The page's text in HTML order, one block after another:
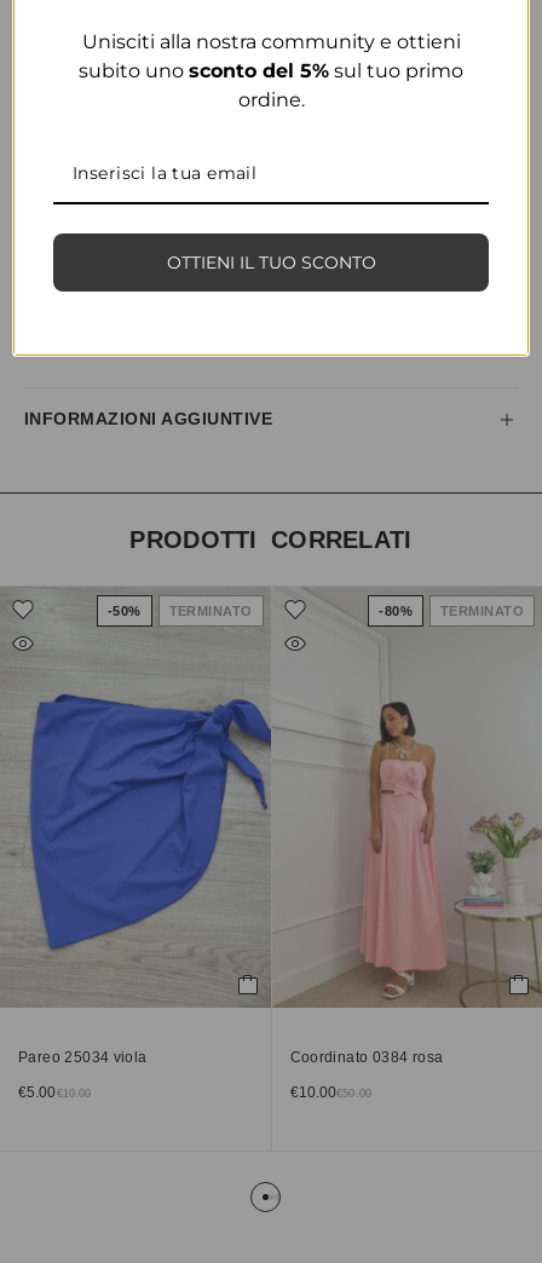
AGGIUNGI ALLA WISHLIST CONDIVIDI
DESCRIZIONE
La modella è alta 1.65cm.
È taglia S, 4° di seno.
INFORMAZIONI AGGIUNTIVE
PRODOTTI CORRELATI
-50% TERMINATO
Pareo 25034 viola
€ 10.00
€5.00
-80% TERMINATO
Coordinato 0384 rosa
€50.00
€10.00
Unisciti alla nostra community e ottieni
subito uno sconto del 5% sul tuo primo
ordine.
OTTIENI IL TUO SCONTO